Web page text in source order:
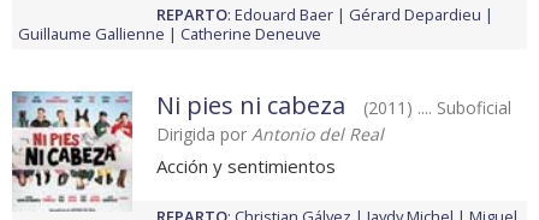
REPARTO: Edouard Baer
Gérard Depardieu
Guillaume Gallienne
Catherine Deneuve
Ni pies ni cabeza
(2011) .... Suboficial
Dirigida por Antonio del Real
Acción y sentimientos